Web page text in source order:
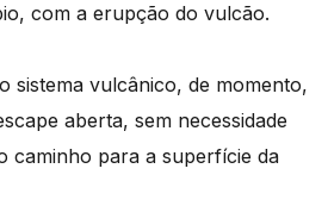
com a erupção do vulcão.
sistema vulcânico, de momento,
aberta, sem necessidade
caminho para a superfície da